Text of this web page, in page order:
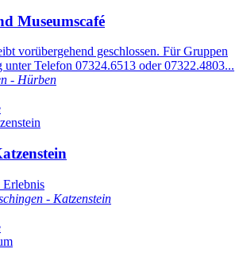
Museumscafé
vorübergehend geschlossen. Für Gruppen
unter Telefon 07324.6513 oder 07322.4803...
- Hürben
- Katzenstein